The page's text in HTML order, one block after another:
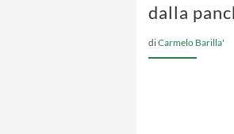
dalla
diCarmelo Barilla'